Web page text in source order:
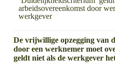
arbeidsovereenkomst door
werkgever
De vrijwillige opzegging van
door een werknemer moet
geldt niet als de werkgever